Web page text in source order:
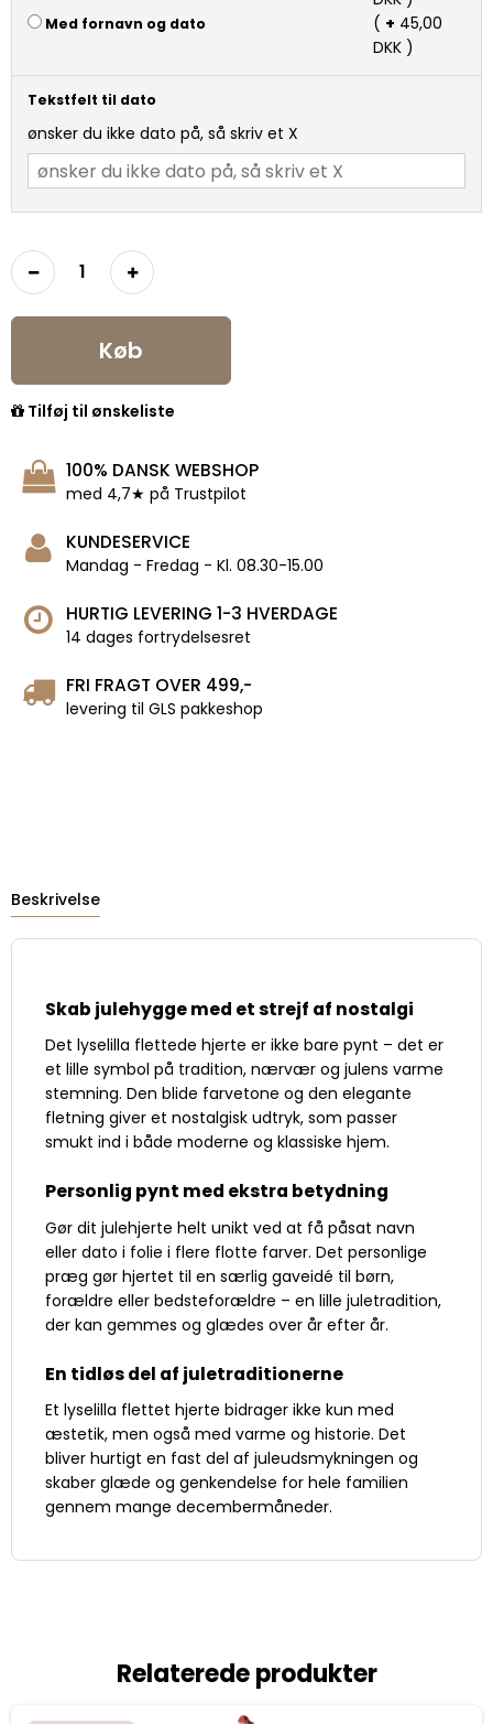
Med fornavn og dato ( + 45,00
DKK )
Tekstfelt til dato
ønsker du ikke dato på, så skriv et X
Køb
Tilføj til ønskeliste
FRI FRAGT OVER 499,-
levering til GLS pakkeshop
HURTIG LEVERING 1-3 HVERDAGE
14 dages fortrydelsesret
KUNDESERVICE
Mandag - Fredag - Kl. 08.30-15.00
100% DANSK WEBSHOP
med 4,7★ på Trustpilot
Beskrivelse
Skab julehygge med et strejf af nostalgi
Det lyselilla flettede hjerte er ikke bare pynt – det er
et lille symbol på tradition, nærvær og julens varme
stemning. Den blide farvetone og den elegante
fletning giver et nostalgisk udtryk, som passer
smukt ind i både moderne og klassiske hjem.
Personlig pynt med ekstra betydning
Gør dit julehjerte helt unikt ved at få påsat navn
eller dato i folie i flere flotte farver. Det personlige
præg gør hjertet til en særlig gaveidé til børn,
forældre eller bedsteforældre – en lille juletradition,
der kan gemmes og glædes over år efter år.
En tidløs del af juletraditionerne
Et lyselilla flettet hjerte bidrager ikke kun med
æstetik, men også med varme og historie. Det
bliver hurtigt en fast del af juleudsmykningen og
skaber glæde og genkendelse for hele familien
gennem mange decembermåneder.
Relaterede produkter